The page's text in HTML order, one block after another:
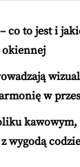
co to jest i
w
kawowym,
wygodą